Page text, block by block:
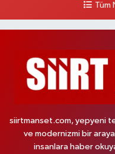
Tüm
siirtmanset.com, yepyeni
ve modernizmi bir
insanlara haber